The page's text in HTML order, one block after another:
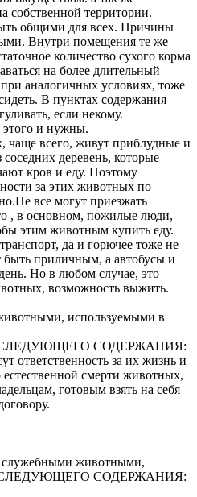
собственной территории.
общими для всех. Причины
Внутри помещения те же
количество сухого корма
на более длительный
аналогичных условиях, тоже
В пунктах содержания
если некому.
и нужны.
чаще всего, живут приблудные и
деревень, которые
кров и еду. Поэтому
за этих животных по
все могут приезжать
, в основном, пожилые люди,
этим животным купить еду.
да и горючее тоже не
быть приличным, а автобусы и
Но в любом случае, это
возможность выжить.
используемыми в
СОДЕРЖАНИЯ:
ответственность за их жизнь и
смерти животных,
готовым взять на себя
животными,
СОДЕРЖАНИЯ: